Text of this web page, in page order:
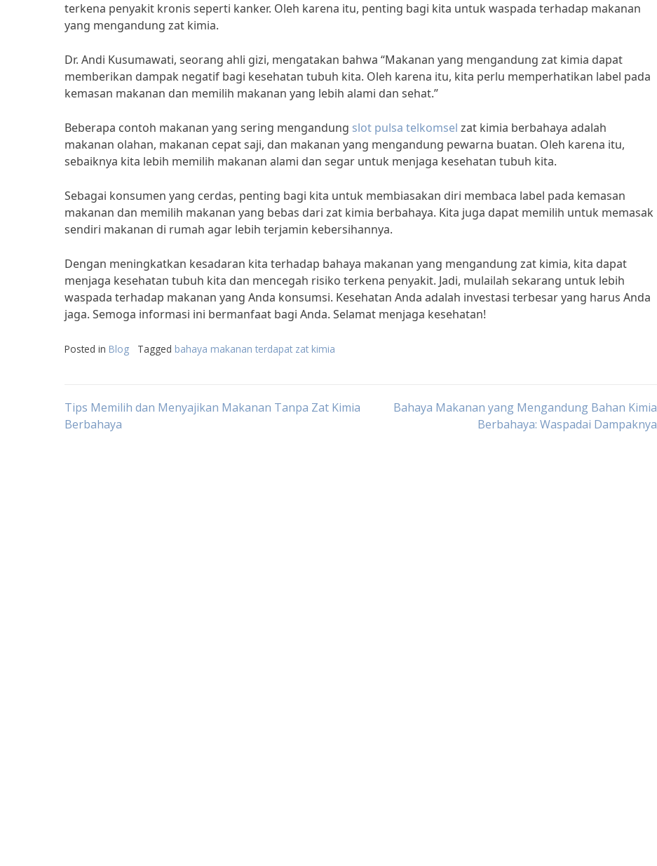
terkena penyakit kronis seperti kanker. Oleh karena itu, penting bagi kita untuk waspada terhadap makanan
yang mengandung zat kimia.
Dr. Andi Kusumawati, seorang ahli gizi, mengatakan bahwa “Makanan yang mengandung zat kimia dapat
memberikan dampak negatif bagi kesehatan tubuh kita. Oleh karena itu, kita perlu memperhatikan label pada
kemasan makanan dan memilih makanan yang lebih alami dan sehat.”
Beberapa contoh makanan yang sering mengandung slot pulsa telkomsel zat kimia berbahaya adalah
makanan olahan, makanan cepat saji, dan makanan yang mengandung pewarna buatan. Oleh karena itu,
sebaiknya kita lebih memilih makanan alami dan segar untuk menjaga kesehatan tubuh kita.
Sebagai konsumen yang cerdas, penting bagi kita untuk membiasakan diri membaca label pada kemasan
makanan dan memilih makanan yang bebas dari zat kimia berbahaya. Kita juga dapat memilih untuk memasak
sendiri makanan di rumah agar lebih terjamin kebersihannya.
Dengan meningkatkan kesadaran kita terhadap bahaya makanan yang mengandung zat kimia, kita dapat
menjaga kesehatan tubuh kita dan mencegah risiko terkena penyakit. Jadi, mulailah sekarang untuk lebih
waspada terhadap makanan yang Anda konsumsi. Kesehatan Anda adalah investasi terbesar yang harus Anda
jaga. Semoga informasi ini bermanfaat bagi Anda. Selamat menjaga kesehatan!
Posted in Blog Tagged bahaya makanan terdapat zat kimia
Post
Tips Memilih dan Menyajikan Makanan Tanpa Zat Kimia
Berbahaya
Bahaya Makanan yang Mengandung Bahan Kimia
Berbahaya: Waspadai Dampaknya